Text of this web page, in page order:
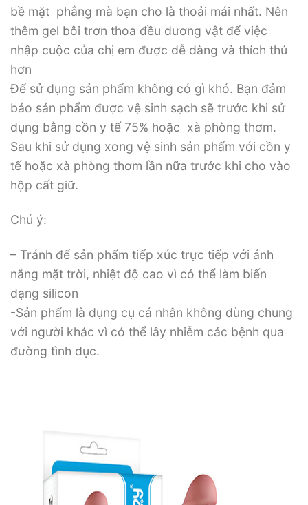
bề mặt phẳng mà bạn cho là thoải mái nhất. Nên
thêm gel bôi trơn thoa đều dương vật để việc
nhập cuộc của chị em được dễ dàng và thích thú
hơn
Để sử dụng sản phẩm không có gì khó. Bạn đảm
bảo sản phẩm được vệ sinh sạch sẽ trước khi sử
dụng bằng cồn y tế 75% hoặc xà phòng thơm.
Sau khi sử dụng xong vệ sinh sản phẩm với cồn y
tế hoặc xà phòng thơm lần nữa trước khi cho vào
hộp cất giữ.
Chú ý:
– Tránh để sản phẩm tiếp xúc trực tiếp với ánh
nắng mặt trời, nhiệt độ cao vì có thể làm biến
dạng silicon
-Sản phẩm là dụng cụ cá nhân không dùng chung
với người khác vì có thể lây nhiễm các bệnh qua
đường tình dục.